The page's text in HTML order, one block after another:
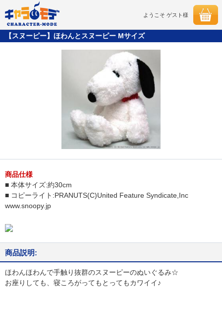
ようこそ ゲスト様
【スヌーピー】ほわんとスヌーピー Mサイズ
商品仕様
■ 本体サイズ:約30cm
■ コピーライト:PRANUTS(C)United Feature Syndicate,Inc
www.snoopy.jp
商品説明:
ほわんほわんで手触り抜群のスヌーピーのぬいぐるみ☆
お座りしても、寝ころがってもとってもカワイイ♪